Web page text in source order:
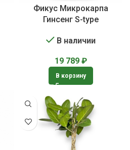
Фикус Микрокарпа
Гинсенг S-type
В наличии
19 789 ₽
В корзину